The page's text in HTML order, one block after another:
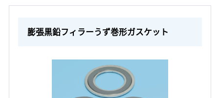
膨張黒鉛フィラーうず巻形ガスケット